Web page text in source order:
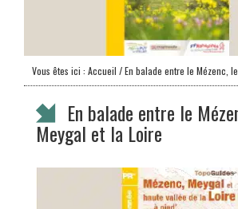
Vous êtes ici : Accueil / En balade entre le Mézenc,
En balade entre le
Meygal et la Loire